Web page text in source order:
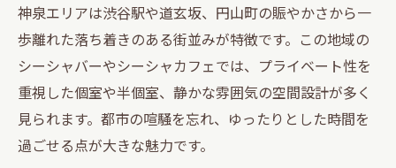
神泉エリアは渋谷駅や道玄坂、円山町の賑やかさから一
歩離れた落ち着きのある街並みが特徴です。この地域の
シーシャバーやシーシャカフェでは、プライベート性を
重視した個室や半個室、静かな雰囲気の空間設計が多く
見られます。都市の喧騒を忘れ、ゆったりとした時間を
過ごせる点が大きな魅力です。